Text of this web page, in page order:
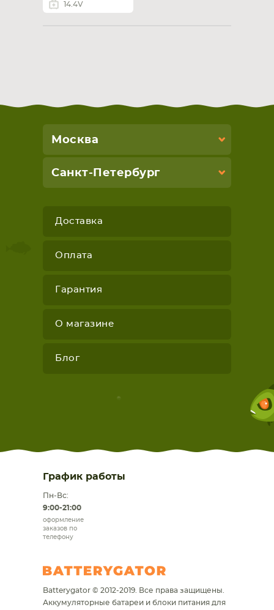
14.4V
Москва
Санкт-Петербург
Доставка
Оплата
Гарантия
О магазине
Блог
График работы
Пн-Вс:
9:00-21:00
оформление
заказов по
телефону
Batterygator © 2012-2019. Все права защищены.
Аккумуляторные батареи и блоки питания для